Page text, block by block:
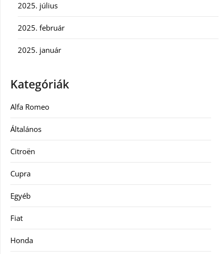
2025. július
2025. február
2025. január
Kategóriák
Alfa Romeo
Általános
Citroën
Cupra
Egyéb
Fiat
Honda